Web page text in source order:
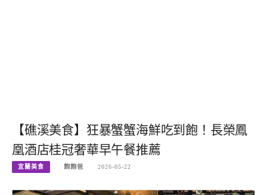
【礁溪美食】狂暴蟹蟹海鮮吃到飽！長榮鳳
凰酒店桂冠奢華早午餐推薦
宜蘭美食 飽飽爸 2026-05-22